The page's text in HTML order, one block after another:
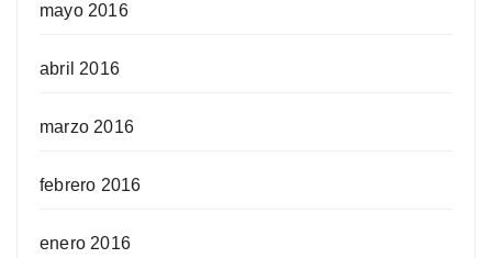
mayo 2016
abril 2016
marzo 2016
febrero 2016
enero 2016